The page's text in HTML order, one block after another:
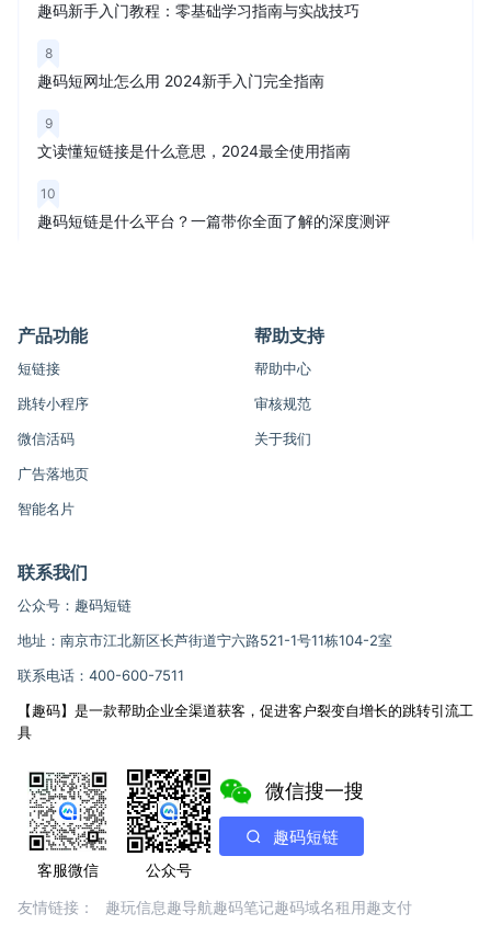
趣码新手入门教程：零基础学习指南与实战技巧
8
趣码短网址怎么用 2024新手入门完全指南
9
文读懂短链接是什么意思，2024最全使用指南
10
趣码短链是什么平台？一篇带你全面了解的深度测评
产品功能
短链接
跳转小程序
微信活码
广告落地页
智能名片
帮助支持
帮助中心
审核规范
关于我们
联系我们
公众号：趣码短链
地址：南京市江北新区长芦街道宁六路521-1号11栋104-2室
联系电话：400-600-7511
【趣码】是一款帮助企业全渠道获客，促进客户裂变自增长的跳转引流工
具
客服微信 公众号
微信搜一搜
趣码短链
友情链接： 趣玩信息趣导航趣码笔记趣码域名租用趣支付